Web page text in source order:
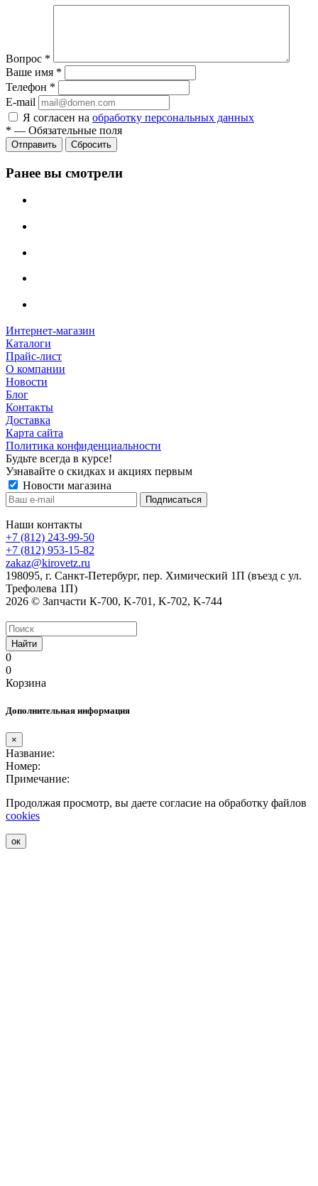
Вопрос *
Ваше имя *
Телефон *
E-mail
Я согласен на обработку персональных данных
* — Обязательные поля
Сбросить
Ранее вы смотрели
Интернет-магазин
Каталоги
Прайс-лист
О компании
Новости
Блог
Контакты
Доставка
Карта сайта
Политика конфиденциальности
Будьте всегда в курсе!
Узнавайте о скидках и акциях первым
Новости магазина
Наши контакты
+7 (812) 243-99-50
+7 (812) 953-15-82
zakaz@kirovetz.ru
198095, г. Санкт-Петербург, пер. Химический 1П (въезд с ул.
Трефолева 1П)
2026 © Запчасти К-700, K-701, K-702, K-744
Найти
0
0
Корзина
Дополнительная информация
×
Название:
Номер:
Примечание:
Продолжая просмотр, вы даете согласие на обработку файлов
cookies
ок